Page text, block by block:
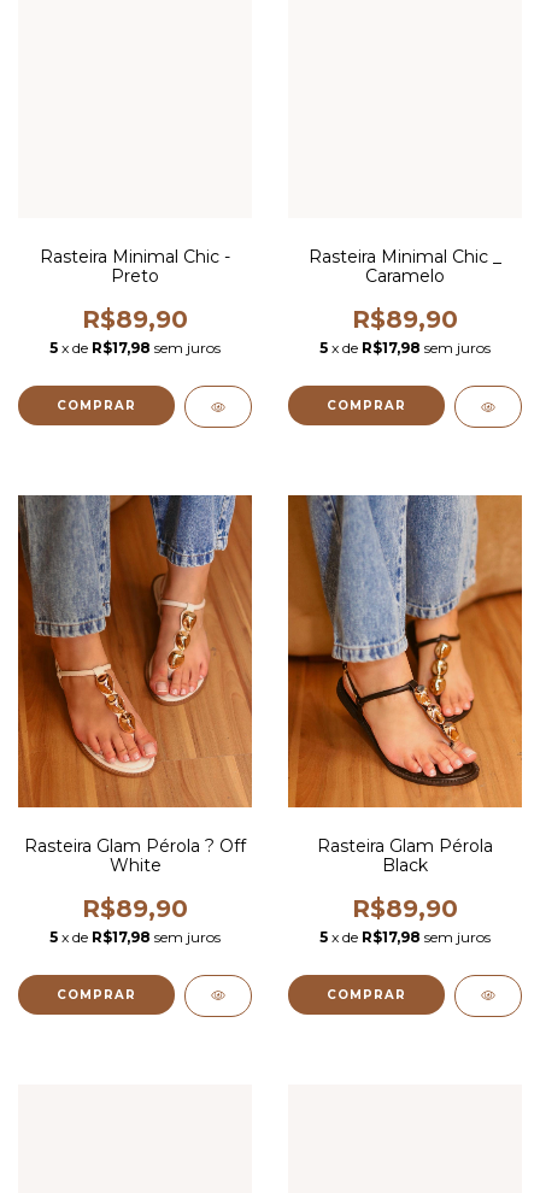
Rasteira Minimal Chic -
Preto
R$89,90
5 x de R$17,98 sem juros
COMPRAR
Rasteira Minimal Chic _
Caramelo
R$89,90
5 x de R$17,98 sem juros
COMPRAR
Rasteira Glam Pérola ? Off
White
R$89,90
5 x de R$17,98 sem juros
COMPRAR
Rasteira Glam Pérola
Black
R$89,90
5 x de R$17,98 sem juros
COMPRAR